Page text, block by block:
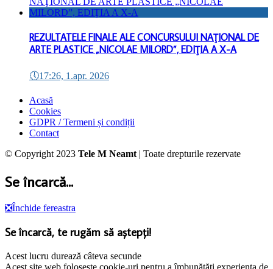
REZULTATELE FINALE ALE CONCURSULUI NAŢIONAL DE
ARTE PLASTICE „NICOLAE MILORD”, EDIŢIA A X-A
🕔17:26, 1.apr. 2026
Acasă
Cookies
GDPR / Termeni și condiții
Contact
© Copyright 2023 Tele M Neamt | Toate drepturile rezervate
Se încarcă...
❎Închide fereastra
Se încarcă, te rugăm să aștepți!
Acest lucru durează câteva secunde
Acest site web folosește cookie-uri pentru a îmbunătăți experiența de